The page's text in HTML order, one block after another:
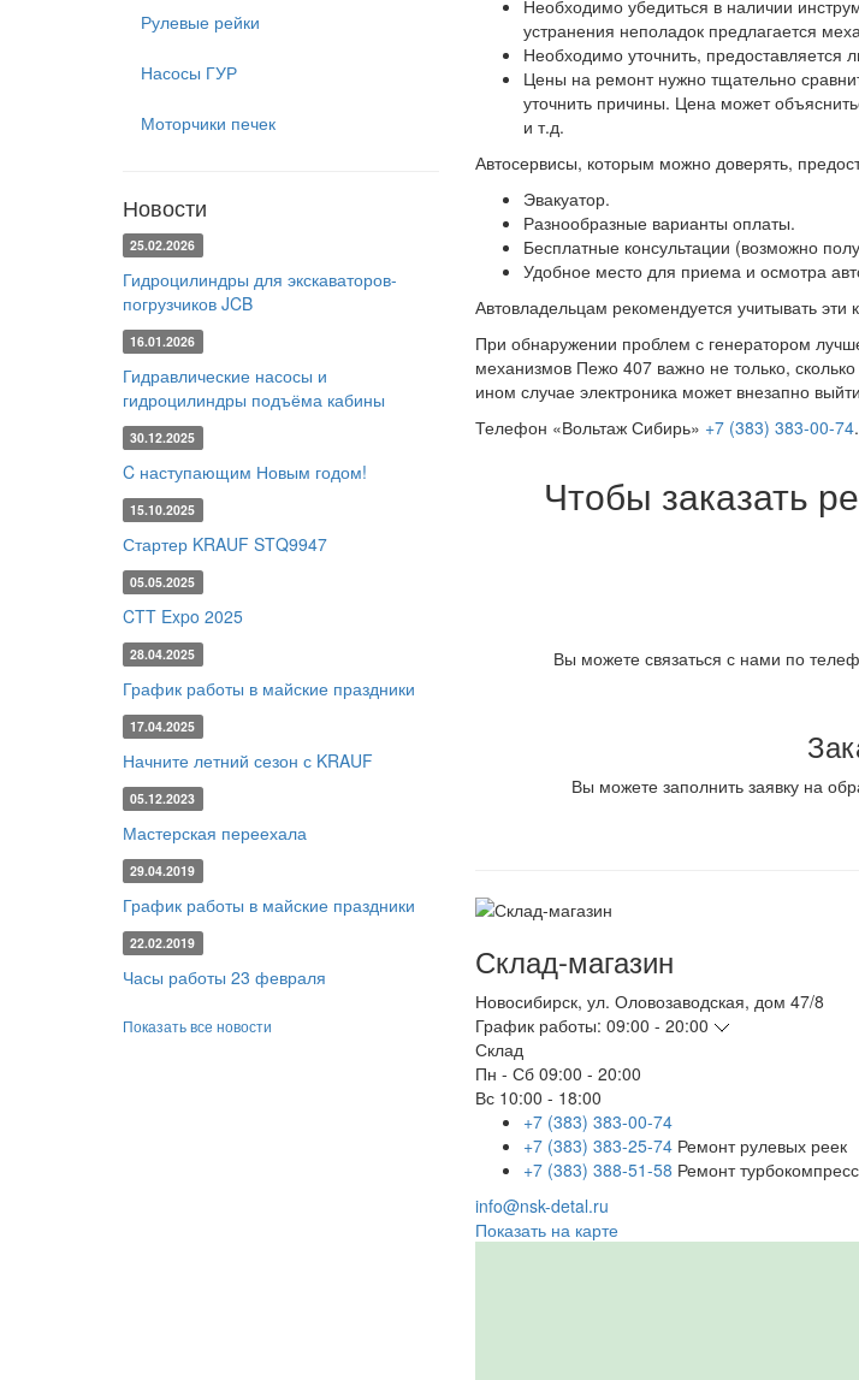
Рулевые рейки
Насосы ГУР
Моторчики печек
Новости
25.02.2026
Гидроцилиндры для экскаваторов-
погрузчиков JCB
16.01.2026
Гидравлические насосы и
гидроцилиндры подъёма кабины
30.12.2025
C наступающим Новым годом!
15.10.2025
Стартер KRAUF STQ9947
05.05.2025
CTT Expo 2025
28.04.2025
График работы в майские праздники
17.04.2025
Начните летний сезон с KRAUF
05.12.2023
Мастерская переехала
29.04.2019
График работы в майские праздники
22.02.2019
Часы работы 23 февраля
Показать все новости
Необходимо убедиться в наличии
устранения неполадок предлагается
Необходимо уточнить, предоставляется
Цены на ремонт нужно тщательно
уточнить причины. Цена может
и т.д.
Автосервисы, которым можно доверять,
Эвакуатор.
Разнообразные варианты оплаты.
Бесплатные консультации (возможно
Удобное место для приема и осмотра
Автовладельцам рекомендуется учитывать
При обнаружении проблем с генератором
механизмов Пежо 407 важно не только,
ином случае электроника может внезапно
Телефон «Вольтаж Сибирь» +7 (383) 383-00-74
Чтобы заказать
Вы можете связаться с нами по
Вы можете заполнить заявку на
Склад-магазин
Новосибирск, ул. Оловозаводская, дом 47/8
График работы: 09:00 - 20:00
Склад
Пн - Сб 09:00 - 20:00
Вс 10:00 - 18:00
+7 (383) 383-00-74
+7 (383) 383-25-74 Ремонт рулевых реек
+7 (383) 388-51-58 Ремонт
info@nsk-detal.ru
Показать на карте